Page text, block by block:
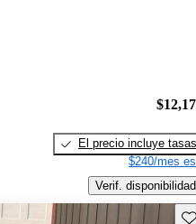
El precio incluye tasas
$240/mes
Verif. disponibilidad